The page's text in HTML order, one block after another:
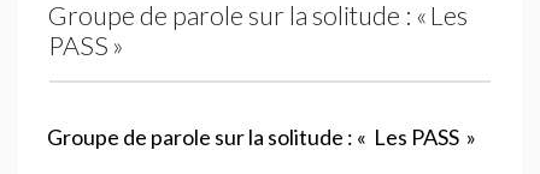
Groupe de parole sur la solitude : «Les
PASS »
Groupe de parole sur la solitude : « Les PASS »